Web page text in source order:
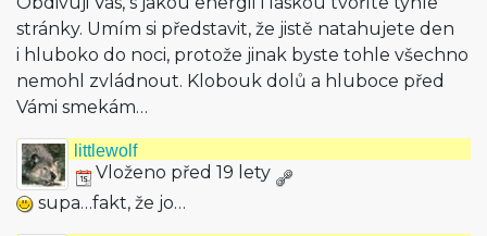
stránky. Umím si představit, že jistě natahujete den
i hluboko do noci, protože jinak byste tohle všechno
nemohl zvládnout. Klobouk dolů a hluboce před
Vámi smekám…
littlewolf
Vloženo před 19 lety
supa…fakt, že jo…